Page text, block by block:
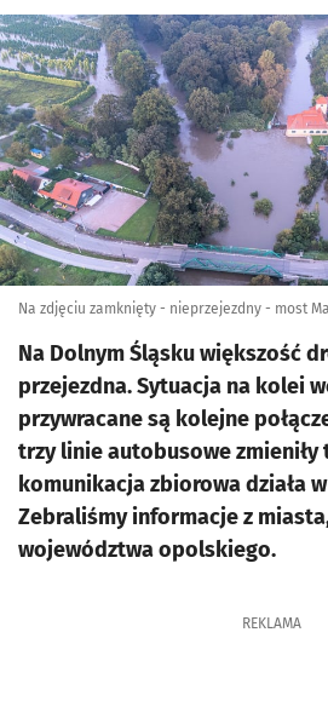
Kliknij, aby powiększyć
Na zdjęciu zamknięty - nieprzejezdny - most
Na Dolnym Śląsku większość
przejezdna. Sytuacja na kolei
przywracane są kolejne
trzy linie autobusowe zmieniły
komunikacja zbiorowa działa
Zebraliśmy informacje z
województwa opolskiego.
REKLAMA